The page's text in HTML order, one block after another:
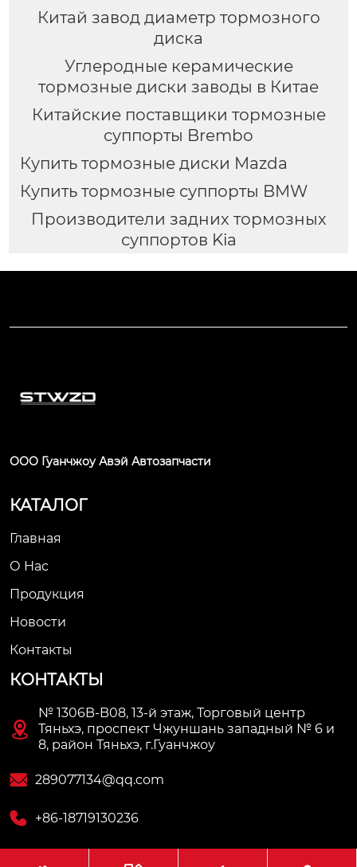
Китай завод диаметр тормозного
диска
Углеродные керамические
тормозные диски заводы в Китае
Китайские поставщики тормозные
суппорты Brembo
Купить тормозные диски Mazda
Купить тормозные суппорты BMW
Производители задних тормозных
суппортов Kia
ООО Гуанчжоу Авэй Автозапчасти
КАТАЛОГ
Главная
О Нас
Продукция
Новости
Контакты
КОНТАКТЫ

№ 1306B-B08, 13-й этаж, Торговый центр
Тяньхэ, проспект Чжуншань западный № 6 и
8, район Тяньхэ, г.Гуанчжоу
 289077134@qq.com
 +86-18719130236